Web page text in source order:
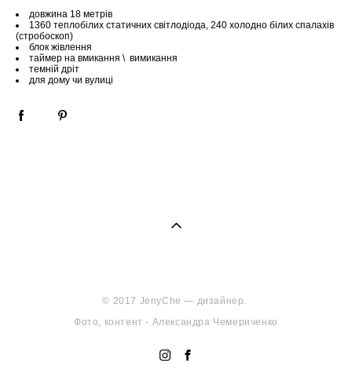
довжина 18 метрів
1360 теплобілих статичних світлодіода, 240 холодно білих спалахів
(стробоскоп)
блок жівлення
таймер на вмикання \ вимикання
темній дріт
для дому чи вулиці
© 2017 JenyChe — дизайнер.
Фото, контент - Александра Чемериченко